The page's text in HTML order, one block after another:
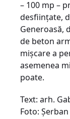
– 100 mp –
desfiinţate,
Generoasă,
de beton
mişcare a
asemenea
poate.
Text: arh.
Foto: